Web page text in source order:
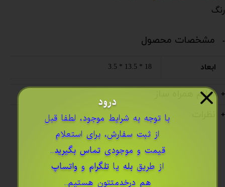
رنگ
مشخصات محصول
ابعاد 18 * 13.5 * 3.5
اقلام همراه ساز
درود
​با توجه به شرایط موجود، لطفا قبل
از ثبت سفارش، برای استعلام
قیمت و موجودی تماس بگیرید..
از طریق بله یا تلگرام و واتساپ
هم درخدمتتون هستیم..